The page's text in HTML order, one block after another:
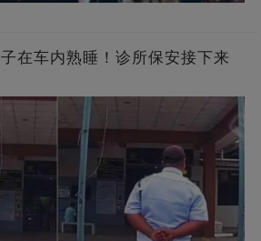
在车内熟睡！诊所保安接下来